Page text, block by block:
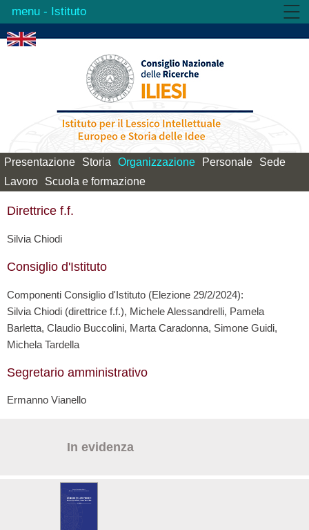
- Istituto
Istituto
Attività
Presentazione Storia Organizzazione Personale
Sede
Lavoro
Scuola e formazione
Direttrice f.f.
Silvia Chiodi
Consiglio d'Istituto
Componenti Consiglio d'Istituto (Elezione 29/2/2024):
Silvia Chiodi (direttrice f.f.), Michele Alessandrelli, Pamela
Barletta, Claudio Buccolini, Marta Caradonna, Simone Guidi,
Michela Tardella
Segretario amministrativo
Ermanno Vianello
In evidenza